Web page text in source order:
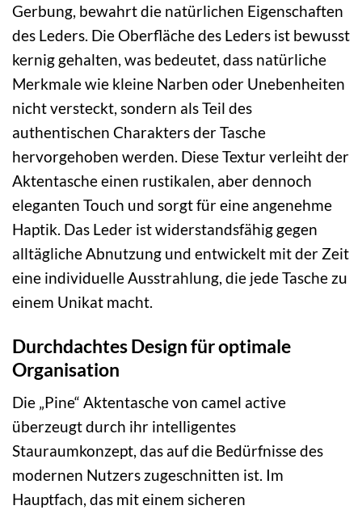
Gerbung, bewahrt die natürlichen Eigenschaften
des Leders. Die Oberfläche des Leders ist bewusst
kernig gehalten, was bedeutet, dass natürliche
Merkmale wie kleine Narben oder Unebenheiten
nicht versteckt, sondern als Teil des
authentischen Charakters der Tasche
hervorgehoben werden. Diese Textur verleiht der
Aktentasche einen rustikalen, aber dennoch
eleganten Touch und sorgt für eine angenehme
Haptik. Das Leder ist widerstandsfähig gegen
alltägliche Abnutzung und entwickelt mit der Zeit
eine individuelle Ausstrahlung, die jede Tasche zu
einem Unikat macht.
Durchdachtes Design für optimale
Organisation
Die „Pine“ Aktentasche von camel active
überzeugt durch ihr intelligentes
Stauraumkonzept, das auf die Bedürfnisse des
modernen Nutzers zugeschnitten ist. Im
Hauptfach, das mit einem sicheren